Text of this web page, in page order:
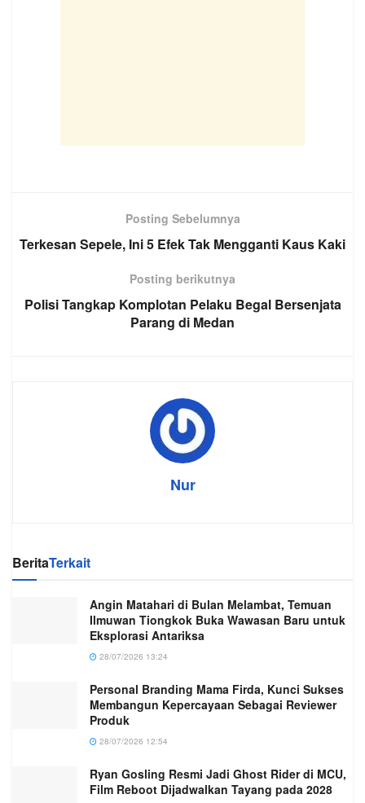
Posting Sebelumnya
Terkesan Sepele, Ini 5 Efek Tak Mengganti Kaus Kaki
Posting berikutnya
Polisi Tangkap Komplotan Pelaku Begal Bersenjata
Parang di Medan
Nur
BeritaTerkait
Angin Matahari di Bulan Melambat, Temuan
Ilmuwan Tiongkok Buka Wawasan Baru untuk
Eksplorasi Antariksa
28/07/2026 13:24
Personal Branding Mama Firda, Kunci Sukses
Membangun Kepercayaan Sebagai Reviewer
Produk
28/07/2026 12:54
Ryan Gosling Resmi Jadi Ghost Rider di MCU,
Film Reboot Dijadwalkan Tayang pada 2028